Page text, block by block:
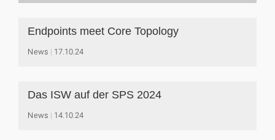
Endpoints meet Core Topology
News 17.10.24
Das ISW auf der SPS 2024
News 14.10.24